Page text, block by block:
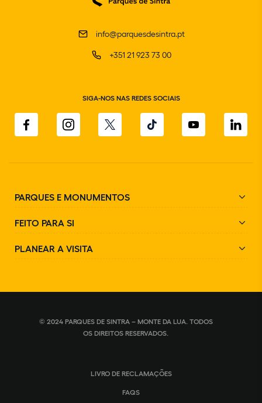
info@parquesdesintra.pt
+351 21 923 73 00
SIGA-NOS NAS REDES SOCIAIS
PARQUES E MONUMENTOS
FEITO PARA SI
PLANEAR A VISITA
© 2024 PARQUES DE SINTRA – MONTE DA LUA. TODOS
OS DIREITOS RESERVADOS.
LIVRO DE RECLAMAÇÕES
FAQS